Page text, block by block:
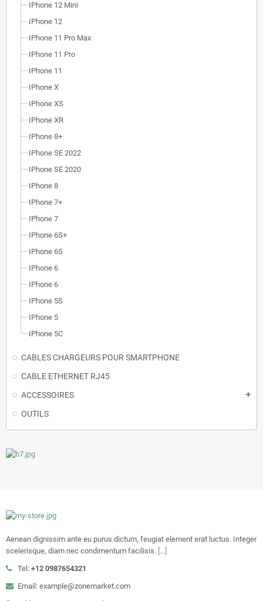
IPhone 12 Mini
IPhone 12
IPhone 11 Pro Max
IPhone 11 Pro
IPhone 11
IPhone X
IPhone XS
IPhone XR
IPhone 8+
IPhone SE 2022
IPhone SE 2020
IPhone 8
IPhone 7+
IPhone 7
IPhone 6S+
IPhone 6S
IPhone 6
IPhone 6
IPhone 5S
IPhone 5
IPhone 5C
CABLES CHARGEURS POUR SMARTPHONE
CABLE ETHERNET RJ45
ACCESSOIRES
add
OUTILS
Aenean dignissim ante eu purus dictum, feugiat element erat luctus. Integer
scelerisque, diam nec condimentum facilisis. [...]
Tel: +12 0987654321
Email: example@zonemarket.com